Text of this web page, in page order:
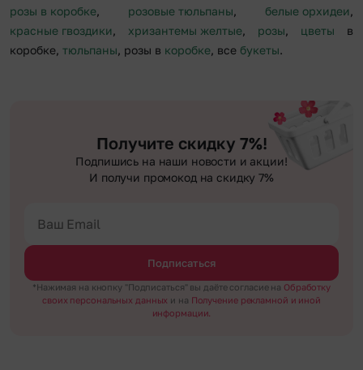
розы в коробке, розовые тюльпаны, белые орхидеи,
красные гвоздики, хризантемы желтые, розы, цветы в
коробке, тюльпаны, розы в коробке, все букеты.
Получите скидку 7%!
Подпишись на наши новости и акции!
И получи промокод на скидку 7%
Подписаться
*Нажимая на кнопку "Подписаться" вы даёте согласие на Обработку
своих персональных данных и на Получение рекламной и иной
информации.